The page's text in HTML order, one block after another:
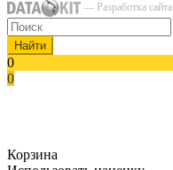
— Разработка сайта
Найти
0
0
Корзина